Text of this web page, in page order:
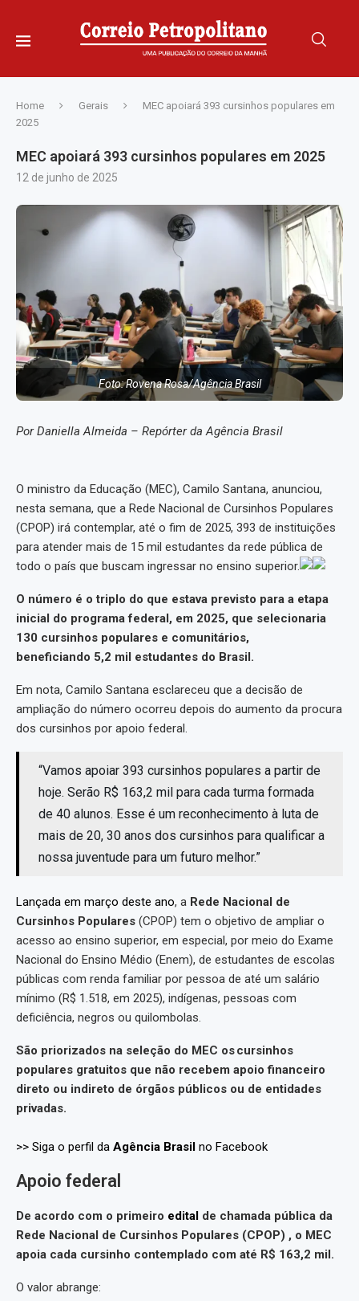
Home Gerais
MEC apoiará 393 cursinhos populares em
2025
MEC apoiará 393 cursinhos populares em 2025
12 de junho de 2025
Foto: Rovena Rosa/Agência Brasil
Por Daniella Almeida – Repórter da Agência Brasil
O ministro da Educação (MEC), Camilo Santana, anunciou,
nesta semana, que a Rede Nacional de Cursinhos Populares
(CPOP) irá contemplar, até o fim de 2025, 393 de instituições
para atender mais de 15 mil estudantes da rede pública de
todo o país que buscam ingressar no ensino superior.
O número é o triplo do que estava previsto para a etapa
inicial do programa federal, em 2025, que selecionaria
130 cursinhos populares e comunitários,
beneficiando 5,2 mil estudantes do Brasil.
Em nota, Camilo Santana esclareceu que a decisão de
ampliação do número ocorreu depois do aumento da procura
dos cursinhos por apoio federal.
“Vamos apoiar 393 cursinhos populares a partir de
hoje. Serão R$ 163,2 mil para cada turma formada
de 40 alunos. Esse é um reconhecimento à luta de
mais de 20, 30 anos dos cursinhos para qualificar a
nossa juventude para um futuro melhor.”
Lançada em março deste ano, a Rede Nacional de
Cursinhos Populares (CPOP) tem o objetivo de ampliar o
acesso ao ensino superior, em especial, por meio do Exame
Nacional do Ensino Médio (Enem), de estudantes de escolas
públicas com renda familiar por pessoa de até um salário
mínimo (R$ 1.518, em 2025), indígenas, pessoas com
deficiência, negros ou quilombolas.
São priorizados na seleção do MEC os cursinhos
populares gratuitos que não recebem apoio financeiro
direto ou indireto de órgãos públicos ou de entidades
privadas.
>> Siga o perfil da Agência Brasil no Facebook
Apoio federal
De acordo com o primeiro edital de chamada pública da
Rede Nacional de Cursinhos Populares (CPOP) , o MEC
apoia cada cursinho contemplado com até R$ 163,2 mil.
O valor abrange: